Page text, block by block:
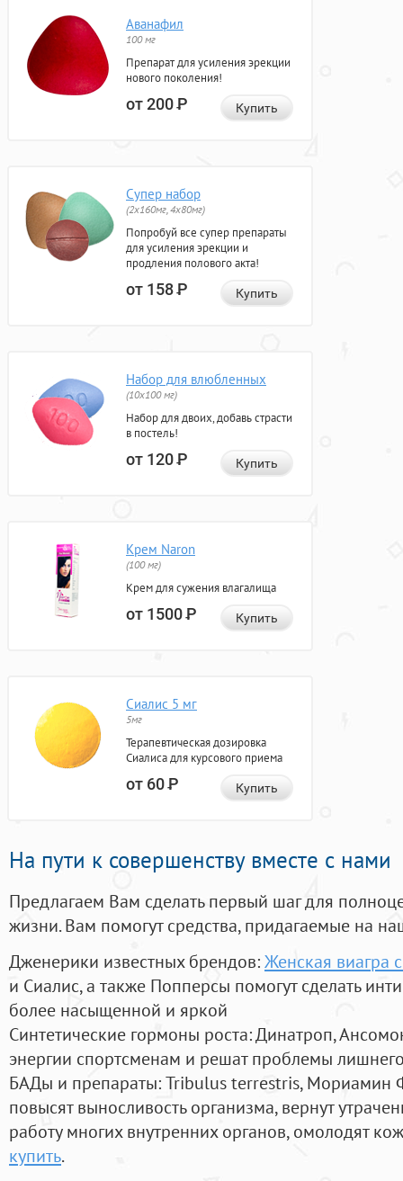
Аванафил
100 мг
Препарат для усиления эрекции
нового поколения!
от 200Р Купить
Супер набор
(2х160мг, 4х80мг)
Попробуй все супер препараты
для усиления эрекции и
продления полового акта!
от 158Р Купить
Набор для влюбленных
(10х100 мг)
Набор для двоих, добавь страсти
в постель!
от 120Р Купить
Крем Naron
(100 мг)
Крем для сужения влагалища
от 1500Р Купить
Сиалис 5 мг
5мг
Терапевтическая дозировка
Сиалиса для курсового приема
от 60Р Купить
На пути к совершенству вместе с нами
Предлагаем Вам сделать первый шаг для
жизни. Вам помогут средства, придагаемые на
Дженерики известных брендов:Женская виагра
и Сиалис, а также Попперсы помогут сделать
более насыщенной и яркой
Синтетические гормоны роста: Динатроп,
энергии спортсменам и решат проблемы
БАДы и препараты:Tribulus terrestris, Мориамин
повысят выносливость организма, вернут
работу многих внутренних органов, омолодят
купить.